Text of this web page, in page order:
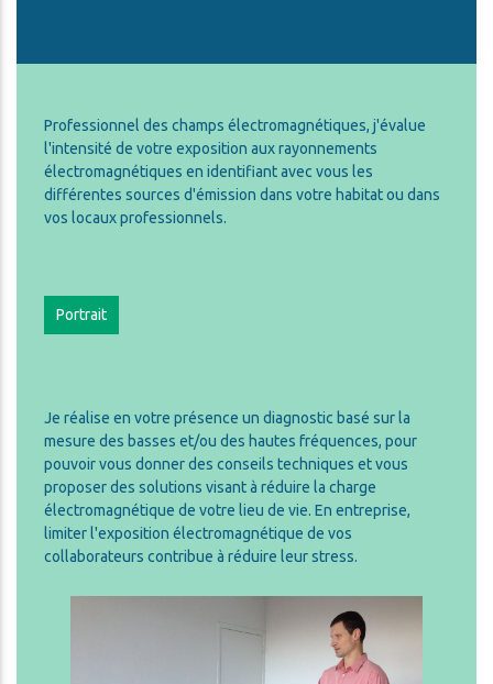
Professionnel des champs électromagnétiques, j'évalue
l'intensité de votre exposition aux rayonnements
électromagnétiques en identifiant avec vous les
différentes sources d'émission dans votre habitat ou dans
vos locaux professionnels.
Portrait
Je réalise en votre présence un diagnostic basé sur la
mesure des basses et/ou des hautes fréquences, pour
pouvoir vous donner des conseils techniques et vous
proposer des solutions visant à réduire la charge
électromagnétique de votre lieu de vie. En entreprise,
limiter l'exposition électromagnétique de vos
collaborateurs contribue à réduire leur stress.